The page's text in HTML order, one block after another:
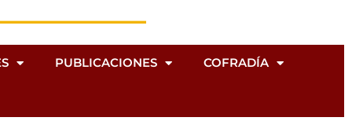
PUBLICACIONES COFRADÍA